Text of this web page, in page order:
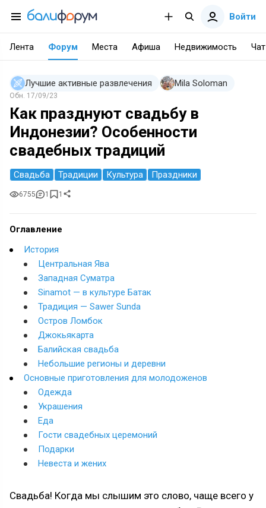
Войти
Лента Форум Места Афиша Недвижимость Чат
Лучшие активные развлечения Mila Soloman
Обн. 17/09/23
Как празднуют свадьбу в
Индонезии? Особенности
свадебных традиций
Свадьба Традиции Культура Праздники
6755 1 1
Оглавление
История
Центральная Ява
Западная Суматра
Sinamot — в культуре Батак
Традиция — Sawer Sunda
Остров Ломбок
Джокьякарта
Балийская свадьба
Небольшие регионы и деревни
Основные приготовления для молодоженов
Одежда
Украшения
Еда
Гости свадебных церемоний
Подарки
Невеста и жених
Свадьба! Когда мы слышим это слово, чаще всего у